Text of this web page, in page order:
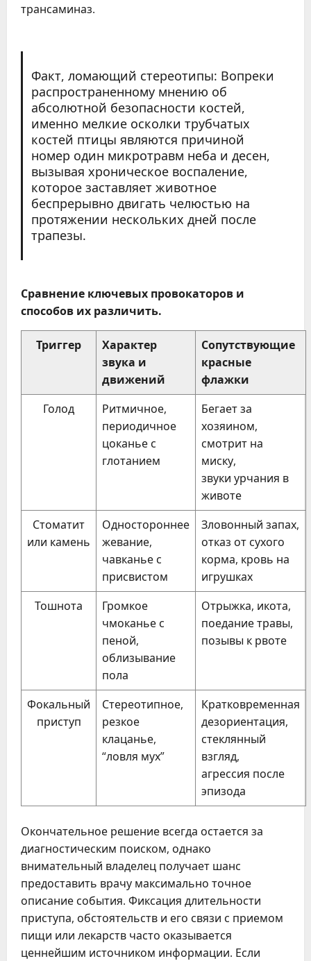
трансаминаз.
Факт, ломающий стереотипы: Вопреки
распространенному мнению об
абсолютной безопасности костей,
именно мелкие осколки трубчатых
костей птицы являются причиной
номер один микротравм неба и десен,
вызывая хроническое воспаление,
которое заставляет животное
беспрерывно двигать челюстью на
протяжении нескольких дней после
трапезы.
Сравнение ключевых провокаторов и
способов их различить.
Триггер
Характер
звука и
движений
Сопутствующие
красные
флажки
Голод
Ритмичное,
периодичное
цоканье с
глотанием
Бегает за
хозяином,
смотрит на
миску,
звуки урчания в
животе
Стоматит
или камень
Одностороннее
жевание,
чавканье с
присвистом
Зловонный запах,
отказ от сухого
корма, кровь на
игрушках
Тошнота
Громкое
чмоканье с
пеной,
облизывание
пола
Отрыжка, икота,
поедание травы,
позывы к рвоте
Фокальный
приступ
Стереотипное,
резкое
клацанье,
“ловля мух”
Кратковременная
дезориентация,
стеклянный
взгляд,
агрессия после
эпизода
Окончательное решение всегда остается за
диагностическим поиском, однако
внимательный владелец получает шанс
предоставить врачу максимально точное
описание события. Фиксация длительности
приступа, обстоятельств и его связи с приемом
пищи или лекарств часто оказывается
ценнейшим источником информации. Если